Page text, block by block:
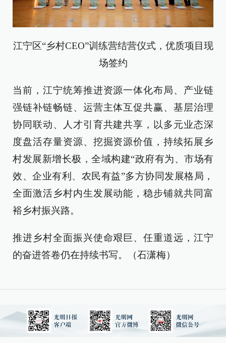
江宁区“乡村CEO”训练营结营仪式，优质项目现
场签约
当前，江宁统筹推进资源一体化布局、产业链
强链补链畅链、运营主体互促共赢、基层治理
协同联动、人才引育共建共享，以多元业态深
度盘活存量资源、挖掘资源价值，持续拓展乡
村发展新增长极，全域构建“政府有为、市场有
效、企业有利、农民有益”多方协同发展格局，
全面激活乡村内生发展动能，稳步铺就共同富
裕乡村振兴路。
推进乡村全面振兴使命艰巨、任重道远，江宁
的奋进答卷仍在持续书写。（石潇梅）